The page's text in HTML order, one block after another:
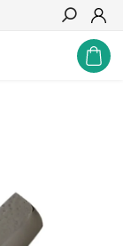
Hledat